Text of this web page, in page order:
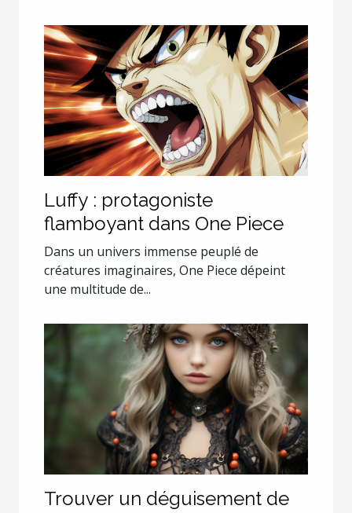
Luffy : protagoniste
flamboyant dans One Piece
Dans un univers immense peuplé de
créatures imaginaires, One Piece dépeint
une multitude de...
Trouver un déguisement de